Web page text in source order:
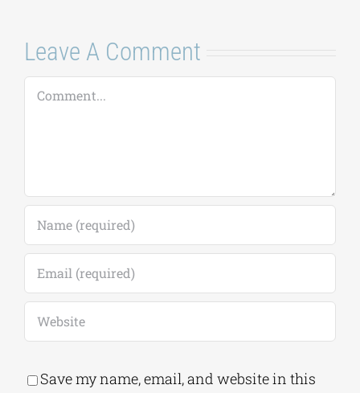
Leave A Comment
Comment
Save my name, email, and website in this